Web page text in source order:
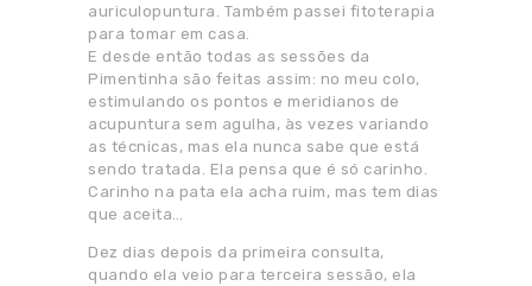
auriculopuntura. Também passei fitoterapia
para tomar em casa.
E desde então todas as sessões da
Pimentinha são feitas assim: no meu colo,
estimulando os pontos e meridianos de
acupuntura sem agulha, às vezes variando
as técnicas, mas ela nunca sabe que está
sendo tratada. Ela pensa que é só carinho.
Carinho na pata ela acha ruim, mas tem dias
que aceita…
Dez dias depois da primeira consulta,
quando ela veio para terceira sessão, ela